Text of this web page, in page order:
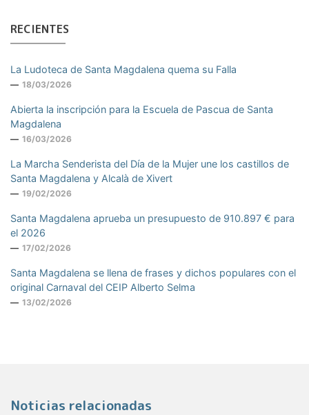
RECIENTES
La Ludoteca de Santa Magdalena quema su Falla
18/03/2026
Abierta la inscripción para la Escuela de Pascua de Santa
Magdalena
16/03/2026
La Marcha Senderista del Día de la Mujer une los castillos de
Santa Magdalena y Alcalà de Xivert
19/02/2026
Santa Magdalena aprueba un presupuesto de 910.897 € para
el 2026
17/02/2026
Santa Magdalena se llena de frases y dichos populares con el
original Carnaval del CEIP Alberto Selma
13/02/2026
Noticias relacionadas